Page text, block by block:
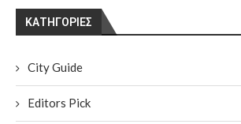
KΑΤΗΓΟΡΊΕΣ
City Guide
Editors Pick